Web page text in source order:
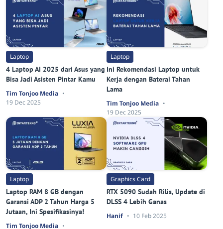
Laptop
4 Laptop AI 2025 dari Asus yang
Bisa Jadi Asisten Pintar Kamu
Tim Tonjoo Media
19 Dec 2025
Laptop
Ini Rekomendasi Laptop untuk
Kerja dengan Baterai Tahan
Lama
Tim Tonjoo Media
19 Dec 2025
Laptop
Laptop RAM 8 GB dengan
Garansi ADP 2 Tahun Harga 5
Jutaan, Ini Spesifikasinya!
Tim Tonjoo Media
Graphics Card
RTX 5090 Sudah Rilis, Update di
DLSS 4 Lebih Ganas
Hanif 10 Feb 2025